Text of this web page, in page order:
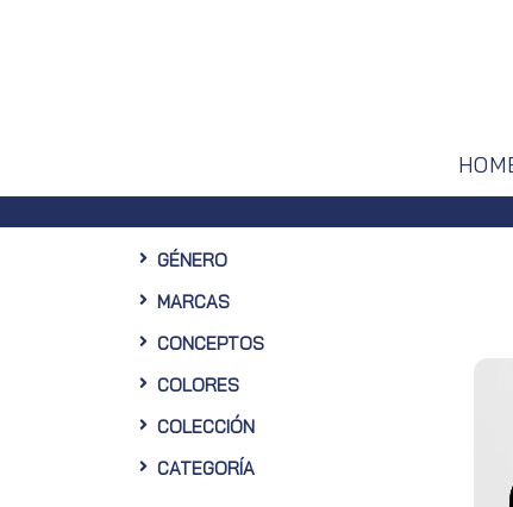
Envíos
GÉNERO
MARCAS
CONCEPTOS
COLORES
COLECCIÓN
CATEGORÍA